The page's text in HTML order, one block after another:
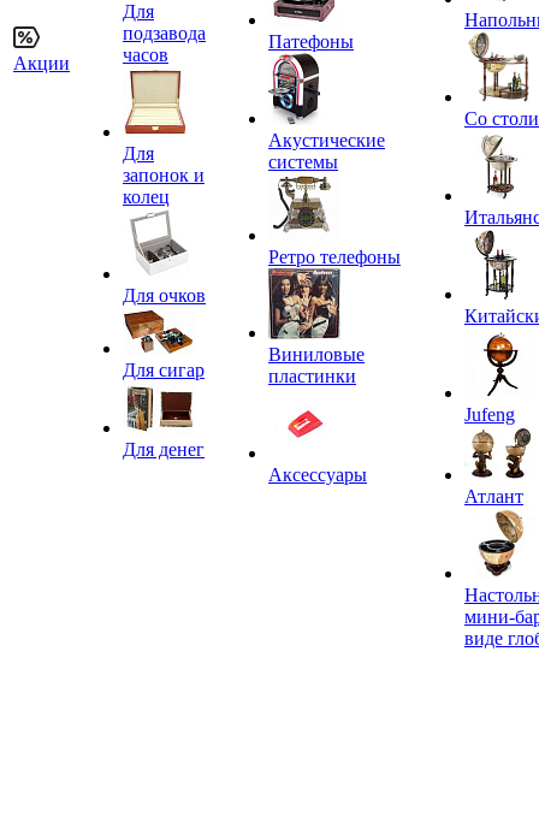
Акции
Для
подзавода
часов
Для
запонок и
колец
Для очков
Для сигар
Для денег
Патефоны
Акустические
системы
Ретро телефоны
Виниловые
пластинки
Аксессуары
Со
Jufeng
Атлант
мини-
виде